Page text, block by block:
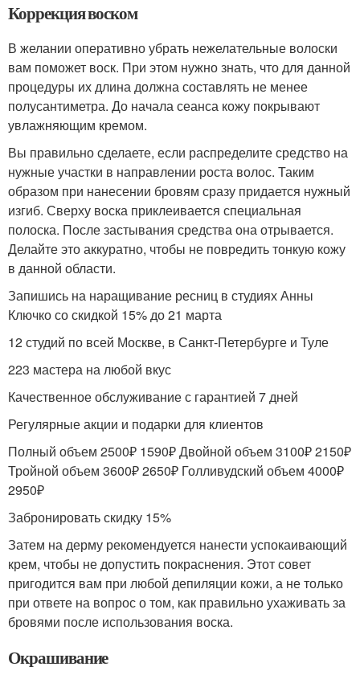
Коррекция воском
В желании оперативно убрать нежелательные волоски
вам поможет воск. При этом нужно знать, что для данной
процедуры их длина должна составлять не менее
полусантиметра. До начала сеанса кожу покрывают
увлажняющим кремом.
Вы правильно сделаете, если распределите средство на
нужные участки в направлении роста волос. Таким
образом при нанесении бровям сразу придается нужный
изгиб. Сверху воска приклеивается специальная
полоска. После застывания средства она отрывается.
Делайте это аккуратно, чтобы не повредить тонкую кожу
в данной области.
Запишись на наращивание ресниц в студиях Анны
Ключко со скидкой 15% до 21 марта
12 студий по всей Москве, в Санкт-Петербурге и Туле
223 мастера на любой вкус
Качественное обслуживание с гарантией 7 дней
Регулярные акции и подарки для клиентов
Полный объем 2500₽ 1590₽ Двойной объем 3100₽ 2150₽
Тройной объем 3600₽ 2650₽ Голливудский объем 4000₽
2950₽
Забронировать скидку 15%
Затем на дерму рекомендуется нанести успокаивающий
крем, чтобы не допустить покраснения. Этот совет
пригодится вам при любой депиляции кожи, а не только
при ответе на вопрос о том, как правильно ухаживать за
бровями после использования воска.
Окрашивание